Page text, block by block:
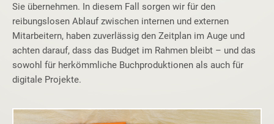
Sie übernehmen. In diesem Fall sorgen wir für den
reibungslosen Ablauf zwischen internen und externen
Mitarbeitern, haben zuverlässig den Zeitplan im Auge und
achten darauf, dass das Budget im Rahmen bleibt – und das
sowohl für herkömmliche Buchproduktionen als auch für
digitale Projekte.